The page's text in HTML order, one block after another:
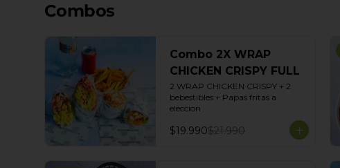
Combos
Combo 2X WRAP
CHICKEN CRISPY FULL
2 WRAP CHICKEN CRISPY + 2
bebestibles + Papas fritas a
eleccion
$19.990$21.990